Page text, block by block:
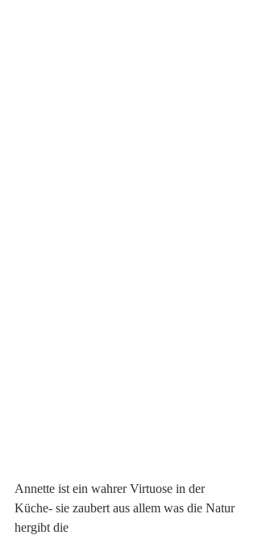
Annette ist ein wahrer Virtuose in der
Küche- sie zaubert aus allem was die Natur
hergibt die